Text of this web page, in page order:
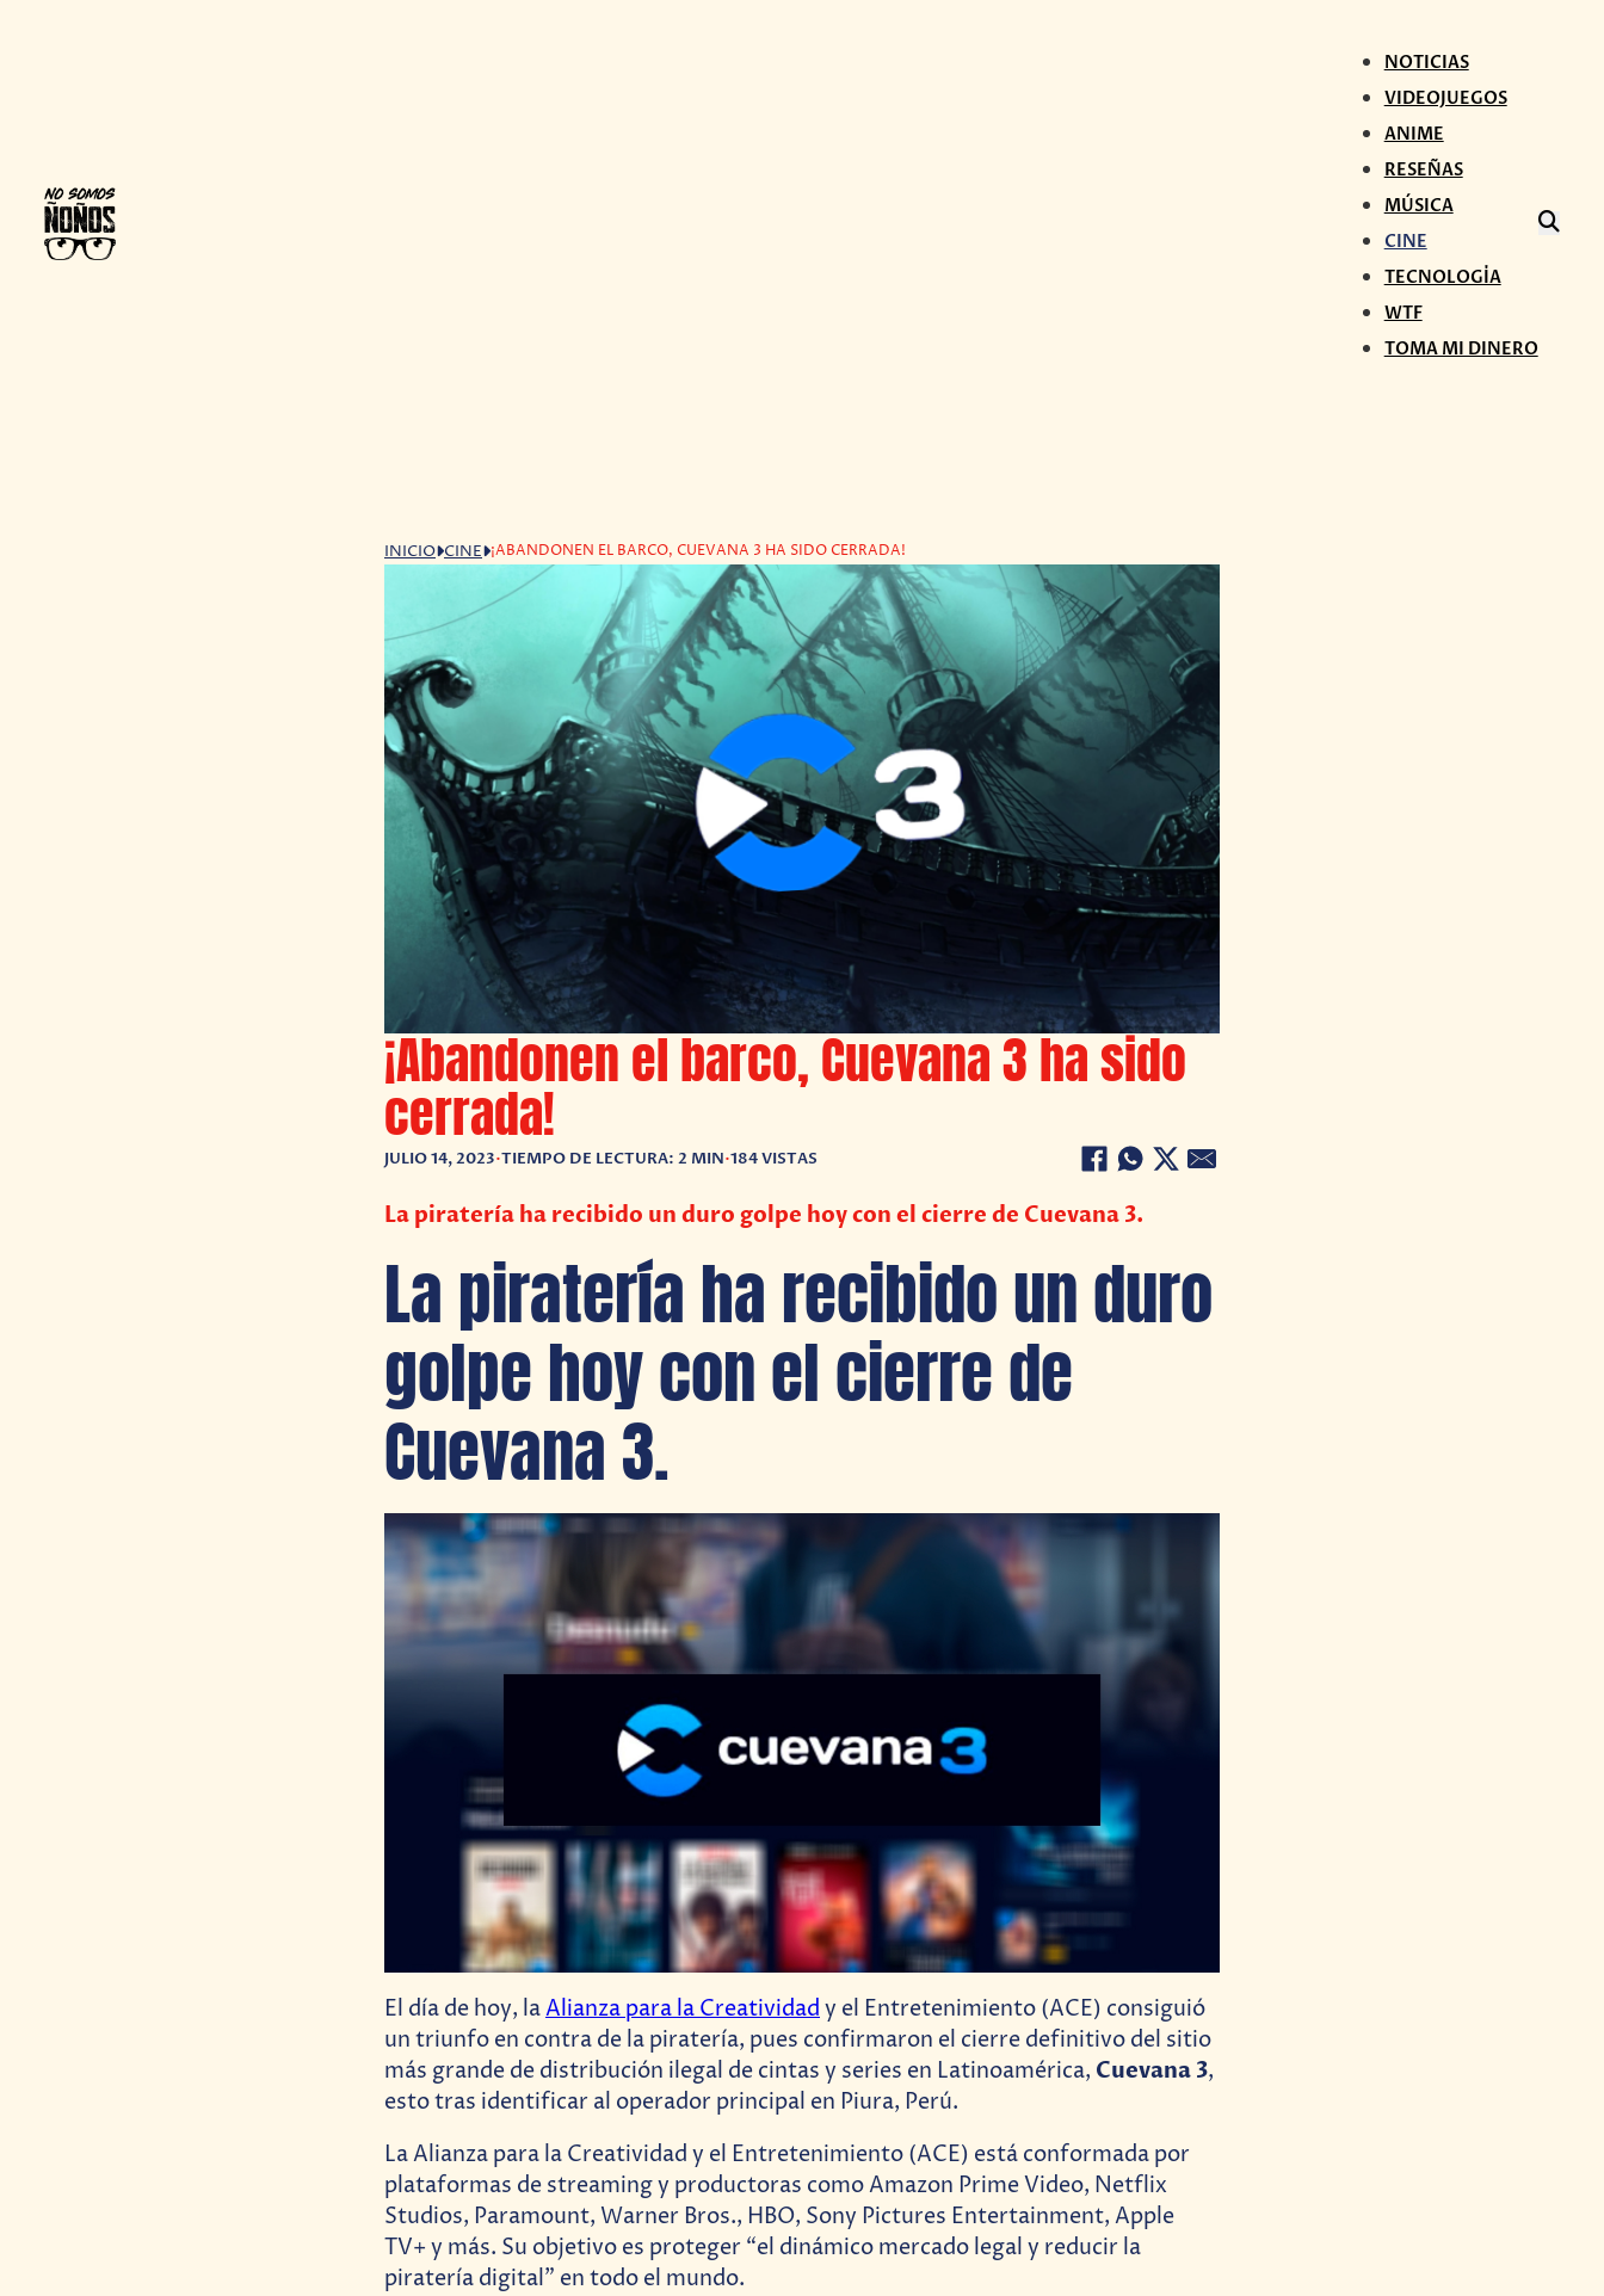
NOTICIAS
VIDEOJUEGOS
ANIME
RESEÑAS
MÚSICA
CINE
TECNOLOGÍA
WTF
TOMA MI DINERO
INICIO CINE ¡ABANDONEN EL BARCO, CUEVANA 3 HA SIDO CERRADA!
¡Abandonen el barco, Cuevana 3 ha sido
cerrada!
JULIO 14, 2023•TIEMPO DE LECTURA: 2 MIN•184 VISTAS
La piratería ha recibido un duro golpe hoy con el cierre de Cuevana 3.
La piratería ha recibido un duro
golpe hoy con el cierre de
Cuevana 3.
El día de hoy, laAlianza para la Creatividady el Entretenimiento (ACE) consiguió
un triunfo en contra de la piratería, pues confirmaron el cierre definitivo del sitio
más grande de distribución ilegal de cintas y series en Latinoamérica, Cuevana 3,
esto tras identificar al operador principal en Piura, Perú.
La Alianza para la Creatividad y el Entretenimiento (ACE) está conformada por
plataformas de streaming y productoras como Amazon Prime Video, Netflix
Studios, Paramount, Warner Bros., HBO, Sony Pictures Entertainment, Apple
TV+ y más. Su objetivo es proteger “el dinámico mercado legal y reducir la
piratería digital” en todo el mundo.